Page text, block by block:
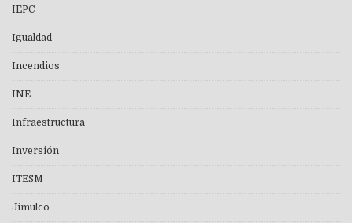
IEPC
Igualdad
Incendios
INE
Infraestructura
Inversión
ITESM
Jimulco